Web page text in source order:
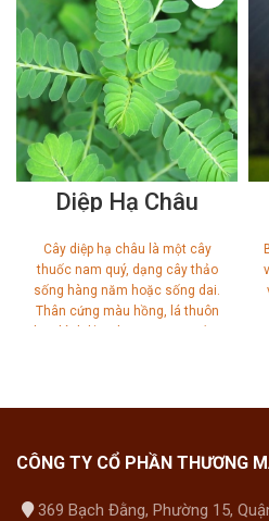
Diệp Hạ Châu
Cây diệp hạ châu là một cây
thuốc nam quý, dạng cây thảo
sống hàng năm hoặc sống dai.
Thân cứng màu hồng, lá thuôn
hay hình bầu dục ngược, cuống
CÔNG TY CỔ PHẦN THƯƠNG
369 Bạch Đằng, Phường 15,